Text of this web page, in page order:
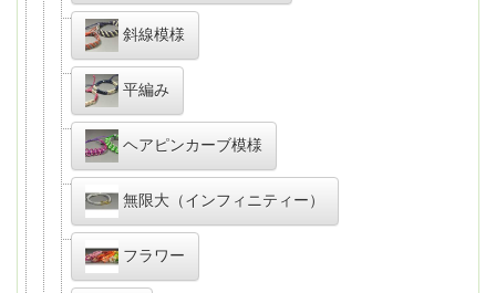
斜線模様
平編み
ヘアピンカーブ模様
無限大（インフィニティー）
フラワー